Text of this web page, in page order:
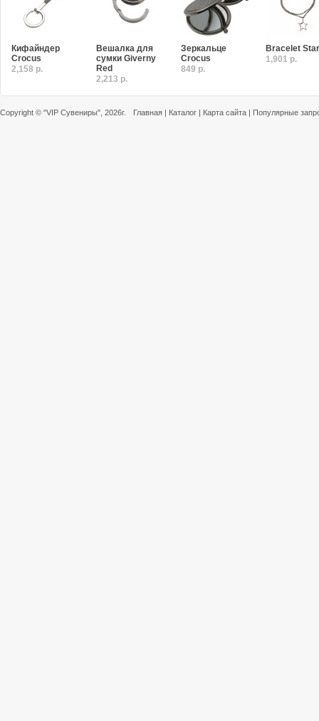
Кифайндер
Crocus
2,158 р.
Вешалка для
сумки Giverny
Red
2,213 р.
Зеркальце
Crocus
849 р.
Bracelet Star
1,901 р.
Copyright © "VIP Сувениры" , 2026г. Главная | Каталог | Карта сайта | Популярные